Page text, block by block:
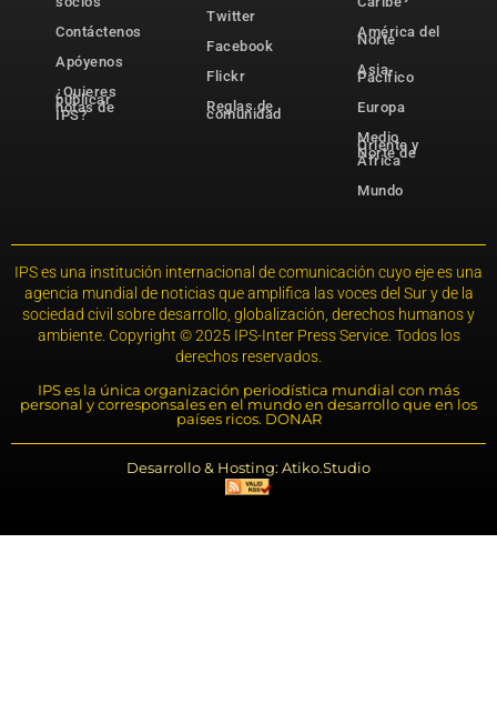
Contáctenos
Apóyenos
¿Quieres
publicar
notas de
IPS?
Twitter
Facebook
Flickr
Reglas de
comunidad
América del
Norte
Asia-
Pacífico
Europa
Medio
Oriente y
Norte de
África
Mundo
IPS es una institución internacional de comunicación cuyo eje es una
agencia mundial de noticias que amplifica las voces del Sur y de la
sociedad civil sobre desarrollo, globalización, derechos humanos y
ambiente. Copyright © 2025 IPS-Inter Press Service. Todos los
derechos reservados.
IPS es la única organización periodística mundial con más
personal y corresponsales en el mundo en desarrollo que en los
países ricos. DONAR
Desarrollo & Hosting: Atiko.Studio